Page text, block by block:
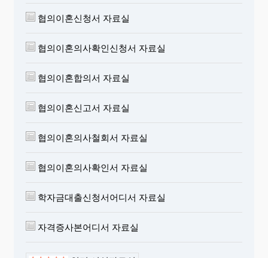
협의이혼신청서 자료실
협의이혼의사확인신청서 자료실
협의이혼합의서 자료실
협의이혼신고서 자료실
협의이혼의사철회서 자료실
협의이혼의사확인서 자료실
학자금대출신청서어디서 자료실
자격증사본어디서 자료실